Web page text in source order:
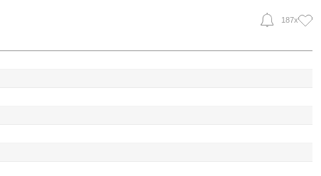
187x